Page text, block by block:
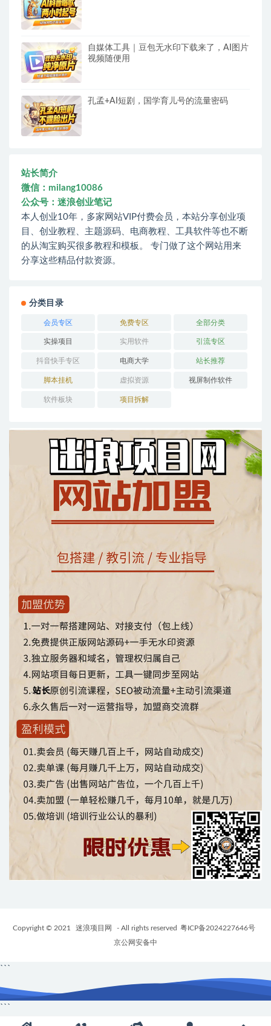
自媒体工具｜豆包无水印下载来了，AI图片
视频随便用
孔孟+AI短剧，国学育儿号的流量密码
站长简介
微信：milang10086
公众号：迷浪创业笔记
本人创业10年，多家网站VIP付费会员，本站分享创业项
目、创业教程、主题源码、电商教程、工具软件等也不断
的从淘宝购买很多教程和模板。 专门做了这个网站用来
分享这些精品付款资源。
分类目录
会员专区 免费专区 全部分类
实操项目 实用软件 引流专区
抖音快手专区 电商大学 站长推荐
脚本挂机 虚拟资源 视屏制作软件
软件板块 项目拆解
Copyright © 2021 迷浪项目网 - All rights reserved 粤ICP备2024227646号
京公网安备中
```
```